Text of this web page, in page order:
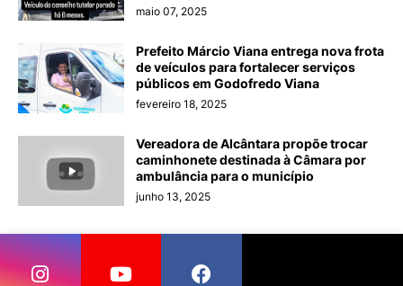
maio 07, 2025
Prefeito Márcio Viana entrega nova frota
de veículos para fortalecer serviços
públicos em Godofredo Viana
fevereiro 18, 2025
Vereadora de Alcântara propõe trocar
caminhonete destinada à Câmara por
ambulância para o município
junho 13, 2025